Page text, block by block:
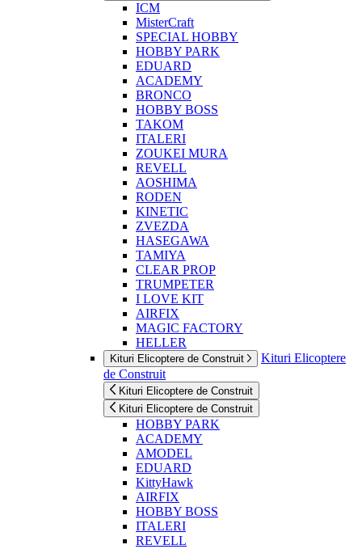
ICM
MisterCraft
SPECIAL HOBBY
HOBBY PARK
EDUARD
ACADEMY
BRONCO
HOBBY BOSS
TAKOM
ITALERI
ZOUKEI MURA
REVELL
AOSHIMA
RODEN
KINETIC
ZVEZDA
HASEGAWA
TAMIYA
CLEAR PROP
TRUMPETER
I LOVE KIT
AIRFIX
MAGIC FACTORY
HELLER
Kituri Elicoptere de Construit
Kituri Elicoptere
de Construit
Kituri Elicoptere de Construit
Kituri Elicoptere de Construit
HOBBY PARK
ACADEMY
AMODEL
EDUARD
KittyHawk
AIRFIX
HOBBY BOSS
ITALERI
REVELL